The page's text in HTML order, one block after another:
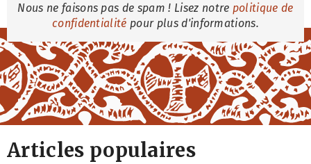
Nous ne faisons pas de spam ! Lisez notre politique de
confidentialité pour plus d'informations.
Articles populaires